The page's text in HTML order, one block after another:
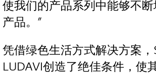
使我们的产品系列中能够不断
产品。”
凭借绿色生活方式解决方案，
LUDAVI创造了绝佳条件，使